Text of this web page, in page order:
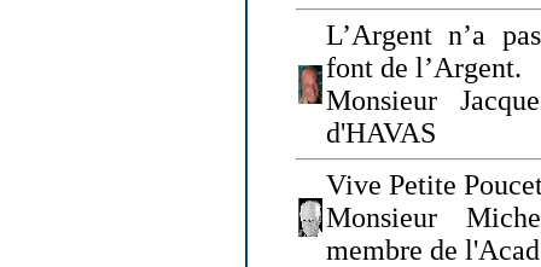
L’Argent n’a
font de l’Argent.
Monsieur
d'HAVAS
Vive Petite
Monsieur
membre de